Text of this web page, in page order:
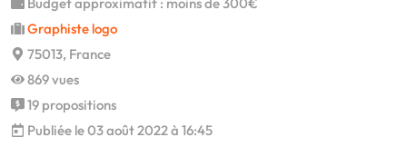
Graphiste logo
75013, France
869 vues
19 propositions
Publiée le 03 août 2022 à 16:45